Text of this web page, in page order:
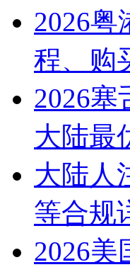
2026
程、购
2026
大陆最
大陆人
等合规
2026